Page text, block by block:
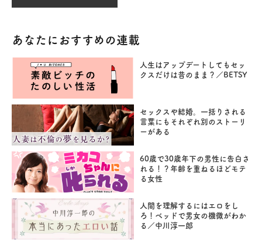
あなたにおすすめの連載
人生はアップデートしてもセッ
クスだけは昔のまま？／BETSY
セックスや結婚。一括りされる
言葉にもそれぞれ別のストーリ
ーがある
60歳で30歳年下の男性に告白さ
れる！？年齢を重ねるほどモテ
る女性
人間を理解するにはエロをし
ろ！ベッドで男女の機微がわか
る／中川淳一郎